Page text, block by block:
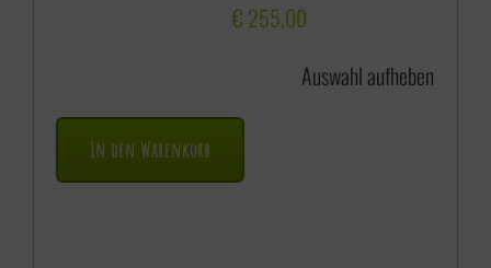
€ 255,00
Auswahl aufheben
In den Warenkorb